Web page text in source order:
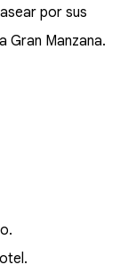
por sus
Gran Manzana.